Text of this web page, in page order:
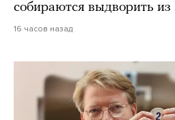
собираются выдворить из
16 часов назад